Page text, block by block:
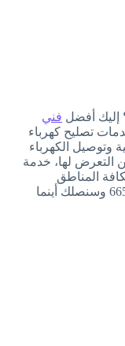
إليك أفضل فني
تصليح كهرباء
وتوصيل الكهرباء
التعرض لها، خدمة
المناطق
بالكويت يمكنك التواصل معنا على 66559972 وسنصلك أينما